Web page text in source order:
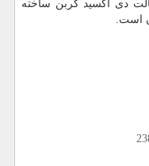
دی اکسید کربن ساخته
است.